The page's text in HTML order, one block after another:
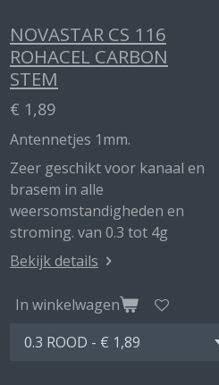
NOVASTAR CS 116
ROHACEL CARBON
STEM
€ 1,89
Antennetjes 1mm.
Zeer geschikt voor kanaal en
brasem in alle
weersomstandigheden en
stroming. van 0.3 tot 4g
Bekijk details
In winkelwagen